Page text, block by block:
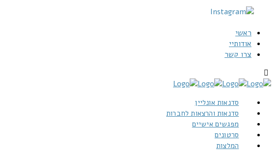
ראשי
אודותיי
צרו קשר
סדנאות אונליין
סדנאות והרצאות לחברות
מפגשים אישיים
סרטונים
המלצות